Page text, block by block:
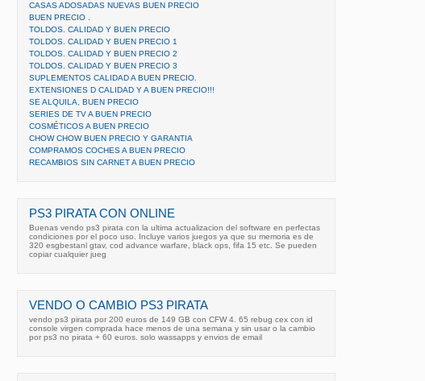
CASAS ADOSADAS NUEVAS BUEN PRECIO
BUEN PRECIO .
TOLDOS. CALIDAD Y BUEN PRECIO
TOLDOS. CALIDAD Y BUEN PRECIO 1
TOLDOS. CALIDAD Y BUEN PRECIO 2
TOLDOS. CALIDAD Y BUEN PRECIO 3
SUPLEMENTOS CALIDAD A BUEN PRECIO.
EXTENSIONES D CALIDAD Y A BUEN PRECIO!!!
SE ALQUILA, BUEN PRECIO
SERIES DE TV A BUEN PRECIO
COSMÉTICOS A BUEN PRECIO
CHOW CHOW BUEN PRECIO Y GARANTIA
COMPRAMOS COCHES A BUEN PRECIO
RECAMBIOS SIN CARNET A BUEN PRECIO
PS3 PIRATA CON ONLINE
Buenas vendo ps3 pirata con la ultima actualizacion del software en perfectas
condiciones por el poco uso. Incluye varios juegos ya que su memoria es de
320 esgbestanl gtav, cod advance warfare, black ops, fifa 15 etc. Se pueden
copiar cualquier jueg
VENDO O CAMBIO PS3 PIRATA
vendo ps3 pirata por 200 euros de 149 GB con CFW 4. 65 rebug cex con id
console virgen comprada hace menos de una semana y sin usar o la cambio
por ps3 no pirata + 60 euros. solo wassapps y envios de email